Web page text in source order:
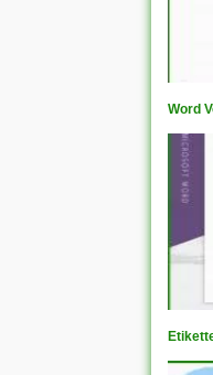
Word